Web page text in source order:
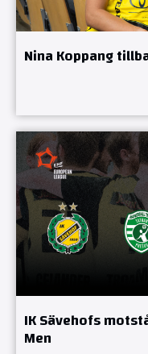
Nina Koppang
IK Sävehofs
Men